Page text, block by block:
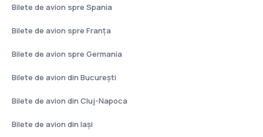
Bilete de avion spre Spania
Bilete de avion spre Franţa
Bilete de avion spre Germania
Bilete de avion din București
Bilete de avion din Cluj-Napoca
Bilete de avion din Iași